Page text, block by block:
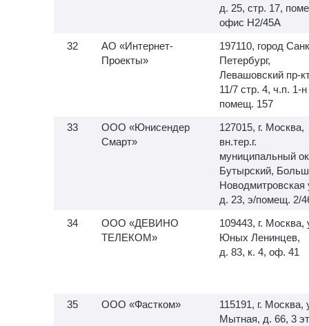
д. 25, стр. 17,
офис H2/45A
АО «Интернет-
Проекты»
197110, город
Петербург,
Левашовский пр-
11/7 стр. 4, ч.п. 1-н
помещ. 157
ООО «Юнисендер
Смарт»
127015, г. Москва,
вн.тер.г.
муниципальный
Бутырский,
Новодмитровская
д. 23, э/помещ. 2/
ООО «ДЕВИНО
ТЕЛЕКОМ»
109443, г. Москва,
Юных Ленинцев,
д. 83, к. 4, оф. 41
ООО «Фастком»
115191, г. Москва,
Мытная, д. 66, 3